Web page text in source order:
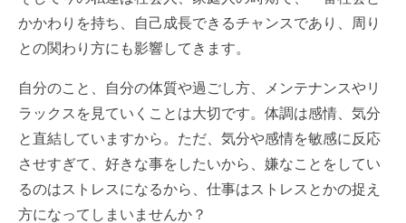
かかわりを持ち、自己成長できるチャンスであり、周り
との関わり方にも影響してきます。
自分のこと、自分の体質や過ごし方、メンテナンスやリ
ラックスを見ていくことは大切です。体調は感情、気分
と直結していますから。ただ、気分や感情を敏感に反応
させすぎて、好きな事をしたいから、嫌なことをしてい
るのはストレスになるから、仕事はストレスとかの捉え
方になってしまいませんか？